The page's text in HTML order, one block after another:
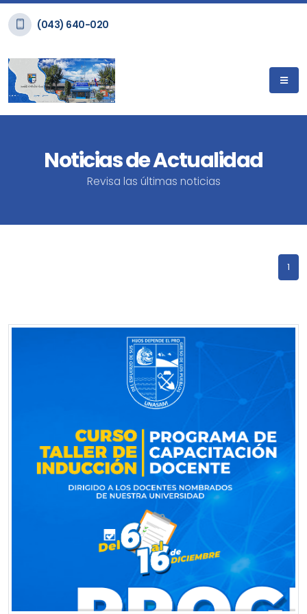
(043) 640-020
Noticias de Actualidad
Revisa las últimas noticias
1